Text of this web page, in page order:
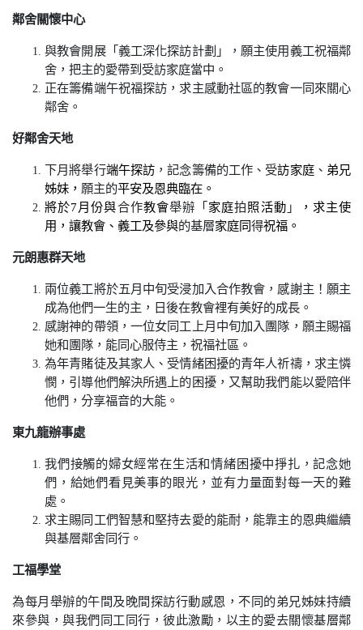
鄰舍關懷中心
與教會開展「義工深化探訪計劃」，願主使用義工祝福鄰
舍，把主的愛帶到受訪家庭當中。
正在籌備端午祝福探訪，求主感動社區的教會一同來關心
鄰舍。
好鄰舍天地
下月將舉行端午探訪 ，記念籌備的工作、受訪家庭、 弟兄
姊妹， 願主的平安及恩典臨在。
將於7 月份與合作教會舉辦「 家庭拍照活動 」
，求主使
用，讓教會、義工及參與的基層家庭同得祝福。
元朗惠群天地
兩位義工將於五月中旬受浸加入合作教會，感謝主！願主
成為他們一生的主，日後在教會裡有美好的成長。
感謝神的帶領，一位女同工上月中旬加入團隊，願主賜福
她和團隊，能同心服侍主，祝福社區。
為年青賭徒及其家人、受情緒困擾的青年人祈禱，求主憐
憫，引導他們解決所遇上的困擾，又幫助我們能以愛陪伴
他們，分享福音的大能。
東九龍辦事處
我們接觸的婦女經常在生活和情緒困擾中掙扎，記念她
們，給她們看見美事的眼光，並有力量面對每一天的難
處。
求主賜同工們智慧和堅持去愛的能耐，能靠主的恩典繼續
與基層鄰舍同行。
工福學堂
為每月舉辦的午間及晚間探訪行動感恩，不同的弟兄姊妹持續
來參與，與我們同工同行，彼此激勵，以主的愛去關懷基層鄰